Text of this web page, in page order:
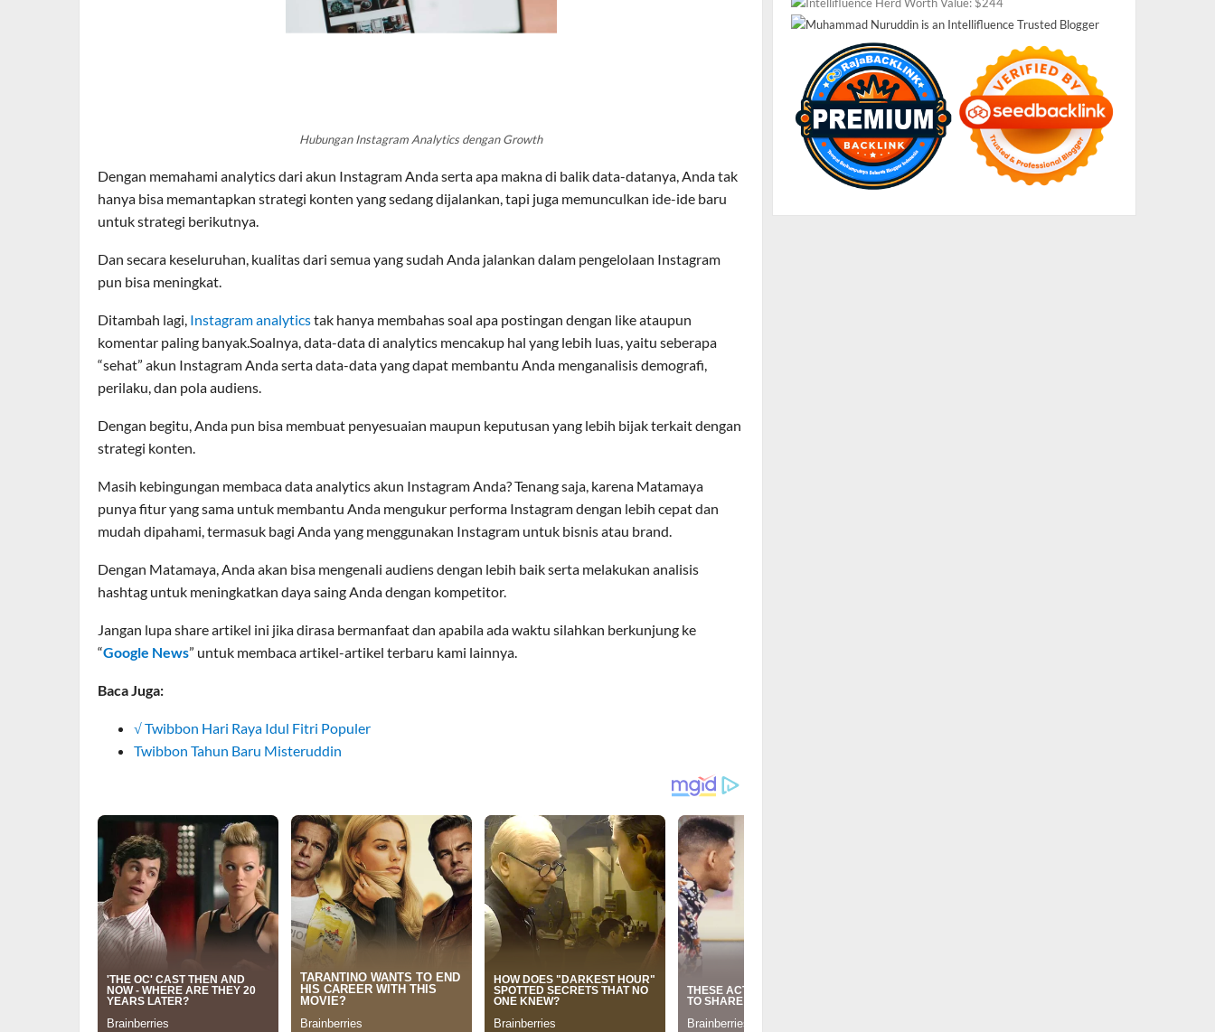
Hubungan Instagram Analytics dengan Growth
Dengan memahami analytics dari akun Instagram Anda serta apa makna di balik data-datanya, Anda tak
hanya bisa memantapkan strategi konten yang sedang dijalankan, tapi juga memunculkan ide-ide baru
untuk strategi berikutnya.
Dan secara keseluruhan, kualitas dari semua yang sudah Anda jalankan dalam pengelolaan Instagram
pun bisa meningkat.
Ditambah lagi, Instagram analyticstak hanya membahas soal apa postingan dengan like ataupun
komentar paling banyak.Soalnya, data-data di analytics mencakup hal yang lebih luas, yaitu seberapa
“sehat” akun Instagram Anda serta data-data yang dapat membantu Anda menganalisis demografi,
perilaku, dan pola audiens.
Dengan begitu, Anda pun bisa membuat penyesuaian maupun keputusan yang lebih bijak terkait dengan
strategi konten.
Masih kebingungan membaca data analytics akun Instagram Anda? Tenang saja, karena Matamaya
punya fitur yang sama untuk membantu Anda mengukur performa Instagram dengan lebih cepat dan
mudah dipahami, termasuk bagi Anda yang menggunakan Instagram untuk bisnis atau brand.
Dengan Matamaya, Anda akan bisa mengenali audiens dengan lebih baik serta melakukan analisis
hashtag untuk meningkatkan daya saing Anda dengan kompetitor.
Jangan lupa share artikel ini jika dirasa bermanfaat dan apabila ada waktu silahkan berkunjung ke
“Google News” untuk membaca artikel-artikel terbaru kami lainnya.
Baca Juga:
√ Twibbon Hari Raya Idul Fitri Populer
Twibbon Tahun Baru Misteruddin